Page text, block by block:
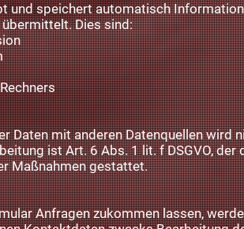
und speichert automatisch
Dies sind:
Daten mit anderen Datenquellen wird
ist Art. 6 Abs. 1 lit. f DSGVO,
Maßnahmen gestattet.
Anfragen zukommen lassen,